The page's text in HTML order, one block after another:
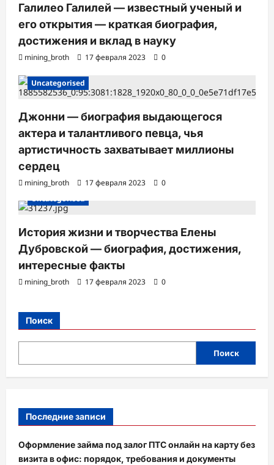
Галилео Галилей — известный ученый и
его открытия — краткая биография,
достижения и вклад в науку
mining_broth 17 февраля 2023 0
Uncategorised
Джонни — биография выдающегося
актера и талантливого певца, чья
артистичность захватывает миллионы
сердец
mining_broth 17 февраля 2023
0
Uncategorised
История жизни и творчества Елены
Дубровской — биография, достижения,
интересные факты
mining_broth 17 февраля 2023 0
Поиск
Поиск
Последние записи
Оформление займа под залог ПТС онлайн на карту без
визита в офис: порядок, требования и документы